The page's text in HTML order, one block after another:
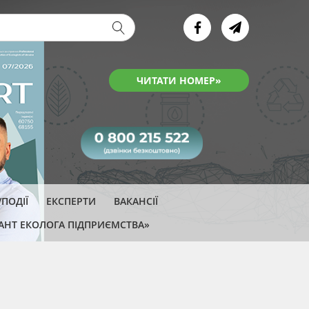
ЧИТАТИ НОМЕР»
форма
ЕКСПЕРТИ
ВАКАНСІЇ
ЕКОЛОГА ПІДПРИЄМСТВА»